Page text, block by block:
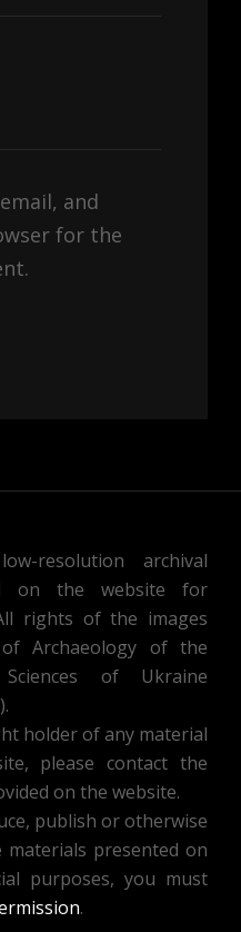
and
for the
resolution archival
on the website for
rights of the images
Archaeology of the
of Ukraine
holder of any material
please contact the
on the website.
publish or otherwise
materials presented on
purposes, you must
.